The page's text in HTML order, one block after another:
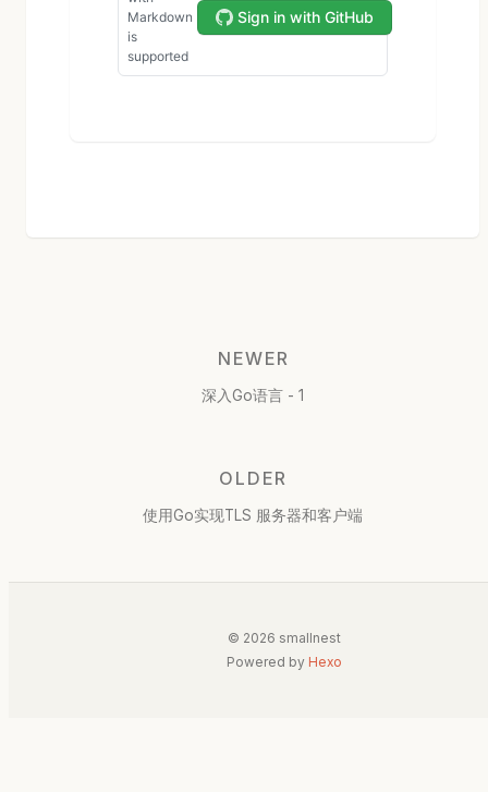
NEWER
深入Go语言 - 1
OLDER
使用Go实现TLS 服务器和客户端
© 2026 smallnest
Powered by Hexo